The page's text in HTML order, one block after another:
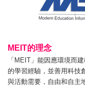
MEIT的理念
「MEIT」能因應環境而
的學習經驗，並善用科技
與活動需要，自由和自主